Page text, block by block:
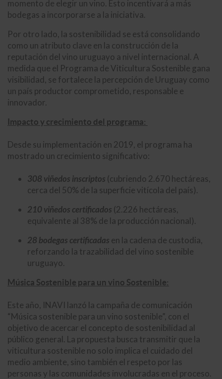
momento de elegir un vino. Esto incentivará a más
bodegas a incorporarse a la iniciativa.
Por otro lado, la sostenibilidad se está consolidando
como un atributo clave en la construcción de la
reputación del vino uruguayo a nivel internacional. A
medida que el Programa de Viticultura Sostenible gana
visibilidad, se fortalece la percepción de Uruguay como
un país productor comprometido, responsable e
innovador.
Impacto y crecimiento del programa:
Desde su implementación en 2019, el programa ha
mostrado un crecimiento significativo:
308 viñedos inscriptos (cubriendo 2.670 hectáreas,
cerca del 50% de la superficie vitícola del país).
210 viñedos certificados (2.226 hectáreas,
equivalente al 38% de la producción nacional).
28 bodegas certificadas en la cadena de custodia,
reforzando la trazabilidad del vino sostenible
uruguayo.
Música Sostenible para un vino Sostenible:
Este año, INAVI lanzó la campaña de comunicación
“Música sostenible para un vino sostenible”, con el
objetivo de acercar el concepto de sostenibilidad al
público general. La propuesta busca transmitir que la
viticultura sostenible no solo implica el cuidado del
medio ambiente, sino también el respeto por las
personas y las comunidades involucradas en el proceso.